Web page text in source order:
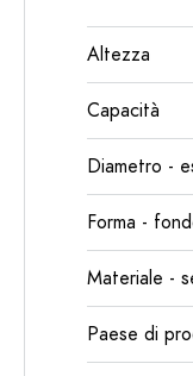
Altezza
Capacità
Diametro -
Forma -
Materiale -
Paese di